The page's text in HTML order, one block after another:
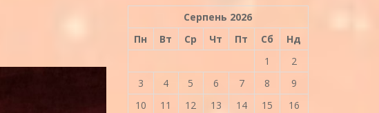
Серпень 2026
Пн
Вт Ср Чт Пт Сб
Нд
1
2
3
4 5 6 7 8
9
10
11 12 13 14 15
16